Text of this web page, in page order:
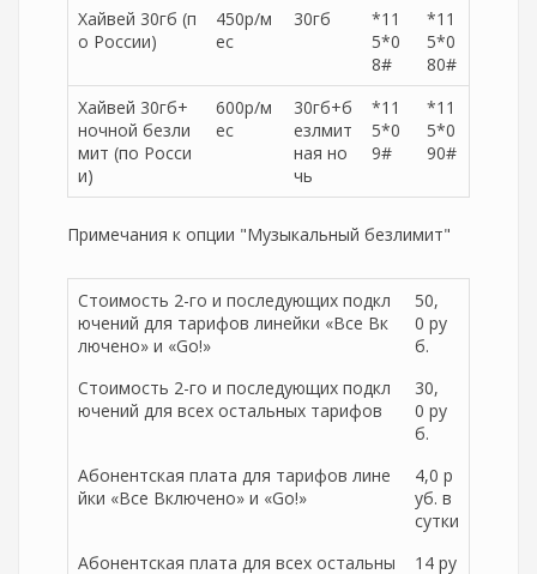
Хайвей 30гб (п
о России)
450р/м
ес
30гб
*11
5*0
8#
*11
5*0
80#
Хайвей 30гб+
ночной безли
мит (по Росси
и)
600р/м
ес
30гб+б
езлмит
ная но
чь
*11
5*0
9#
*11
5*0
90#
Примечания к опции "Музыкальный безлимит"
Стоимость 2-го и последующих подкл
ючений для тарифов линейки «Все Вк
лючено» и «Go!»
50,
0 ру
б.
Стоимость 2-го и последующих подкл
ючений для всех остальных тарифов
30,
0 ру
б.
Абонентская плата для тарифов лине
йки «Все Включено» и «Go!»
4,0 р
уб. в
сутки
Абонентская плата для всех остальны
14 ру